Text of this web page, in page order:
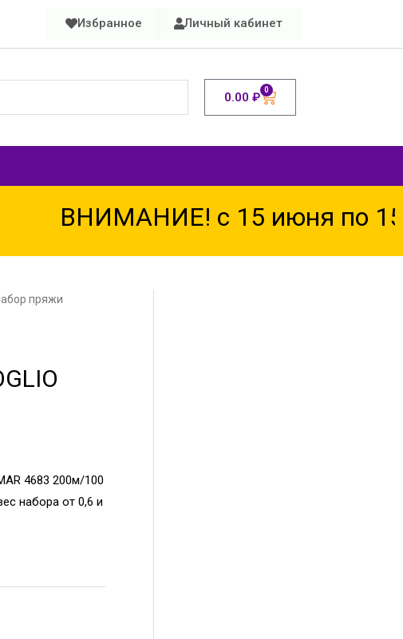
Избранное Личный кабинет
0.00 ₽ 0
ВНИМАНИЕ! с 15 июня по 15
пряжи
4683 200м/100
набора от 0,6 и